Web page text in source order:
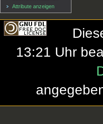
Attribute anzeigen
13:21 Uhr